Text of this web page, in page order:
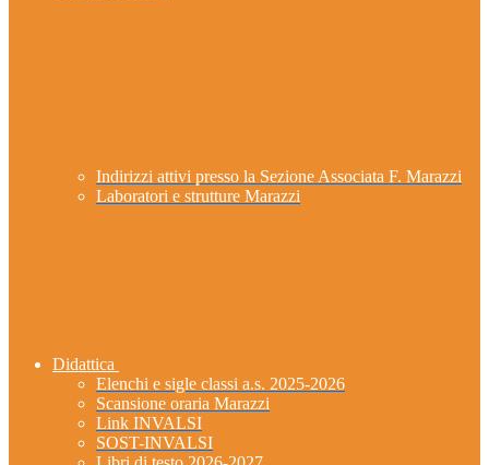
Indirizzi attivi presso la Sezione Associata F. Marazzi
Laboratori e strutture Marazzi
Didattica
Elenchi e sigle classi a.s. 2025-2026
Scansione oraria Marazzi
Link INVALSI
SOST-INVALSI